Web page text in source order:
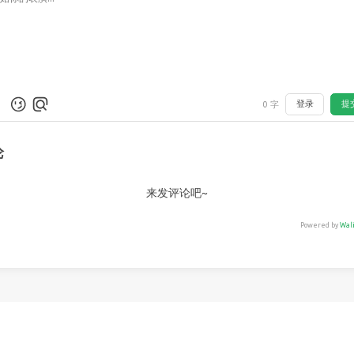
0 字 登录 提
来发评论吧~
Powered by